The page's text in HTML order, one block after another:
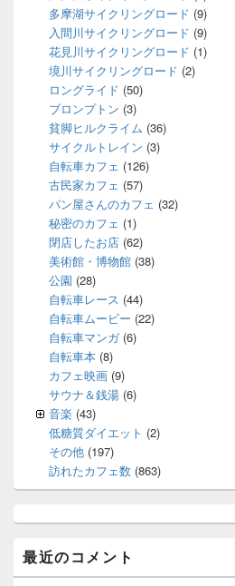
多摩湖サイクリングロード (9)
入間川サイクリングロード (9)
花見川サイクリングロード (1)
境川サイクリングロード (2)
ロングライド (50)
ブロンプトン (3)
貧脚ヒルクライム (36)
サイクルトレイン (3)
自転車カフェ (126)
古民家カフェ (57)
パン屋さんのカフェ (32)
秘密のカフェ (1)
閉店したお店 (62)
美術館・博物館 (38)
公園 (28)
自転車レース (44)
自転車ムービー (22)
自転車マンガ(6)
自転車本 (8)
カフェ映画 (9)
サウナ＆銭湯 (6)
音楽 (43)
低糖質ダイエット (2)
その他 (197)
訪れたカフェ数 (863)
最近のコメント